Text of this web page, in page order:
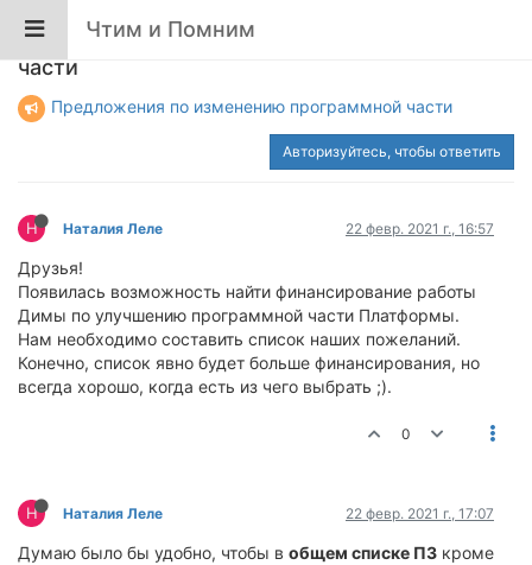
Чтим и Помним
Предложения по улучшению программной
части
Предложения по изменению программной части
Авторизуйтесь, чтобы ответить
Н Наталия Леле 22 февр. 2021 г., 16:57
Друзья!
Появилась возможность найти финансирование работы
Димы по улучшению программной части Платформы.
Нам необходимо составить список наших пожеланий.
Конечно, список явно будет больше финансирования, но
всегда хорошо, когда есть из чего выбрать ;).
0
Н Наталия Леле 22 февр. 2021 г., 17:07
Думаю было бы удобно, чтобы в общем списке ПЗ кроме